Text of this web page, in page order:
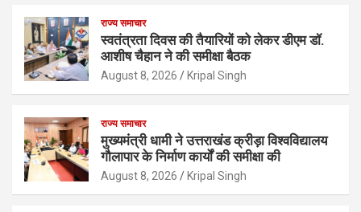
राज्य समाचार
स्वतंत्रता दिवस की तैयारियों को लेकर डीएम डॉ.
आशीष चैहान ने की समीक्षा बैठक
August 8, 2026 Kripal Singh
राज्य समाचार
मुख्यमंत्री धामी ने उत्तराखंड क्रीड़ा विश्वविद्यालय
गौलापार के निर्माण कार्यों की समीक्षा की
August 8, 2026 Kripal Singh